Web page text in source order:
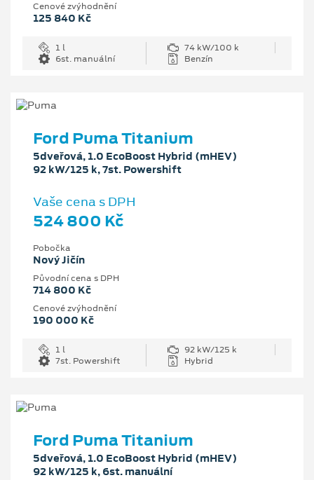
Cenové zvýhodnění
125 840 Kč
1 l
74 kW/100 k
6st. manuální
Benzín
Ford Puma Titanium
5dveřová, 1.0 EcoBoost Hybrid (mHEV)
92 kW/125 k, 7st. Powershift
Vaše cena s DPH
524 800 Kč
Pobočka
Nový Jičín
Původní cena s DPH
714 800 Kč
Cenové zvýhodnění
190 000 Kč
1 l
92 kW/125 k
7st. Powershift
Hybrid
Ford Puma Titanium
5dveřová, 1.0 EcoBoost Hybrid (mHEV)
92 kW/125 k, 6st. manuální